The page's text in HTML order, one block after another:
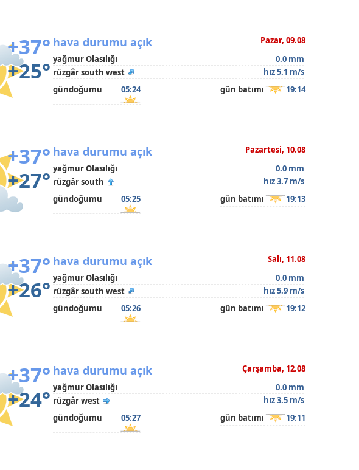
+37°
+25°
Pazar, 09.08
hava durumu açık
yağmur Olasılığı
0.0 mm
rüzgâr south west
hız 5.1 m/s
gündoğumu
05:24 gün batımı 19:14
+37°
+27°
Pazartesi, 10.08
hava durumu açık
yağmur Olasılığı
0.0 mm
rüzgâr south
hız 3.7 m/s
gündoğumu
05:25 gün batımı 19:13
+37°
+26°
Salı, 11.08
hava durumu açık
yağmur Olasılığı
0.0 mm
rüzgâr south west
hız 5.9 m/s
gündoğumu
05:26 gün batımı 19:12
+37°
+24°
Çarşamba, 12.08
hava durumu açık
yağmur Olasılığı
0.0 mm
rüzgâr west
hız 3.5 m/s
gündoğumu
05:27 gün batımı 19:11